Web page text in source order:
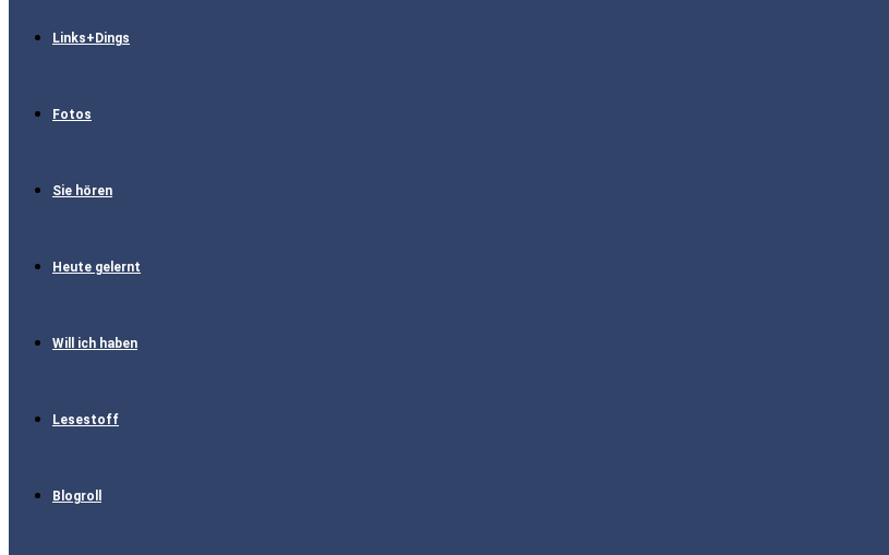
Links+Dings
Fotos
Sie hören
Heute gelernt
Will ich haben
Lesestoff
Blogroll